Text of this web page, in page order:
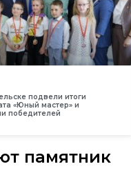
подвели итоги
«Юный мастер» и
победителей
памятник